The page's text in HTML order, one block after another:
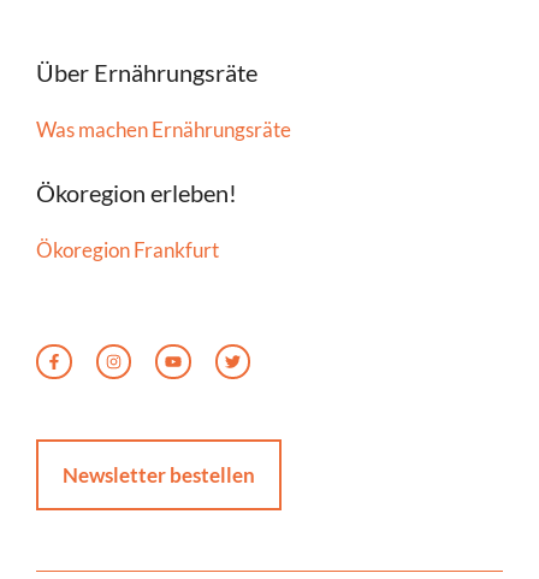
Über Ernährungsräte
Was machen Ernährungsräte
Ökoregion erleben!
Ökoregion Frankfurt
Newsletter bestellen